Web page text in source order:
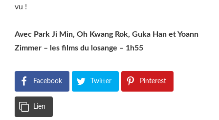
vu !
Avec Park Ji Min, Oh Kwang Rok, Guka Han et Yoann
Zimmer – les films du losange – 1h55
Facebook Twitter Pinterest
Lien